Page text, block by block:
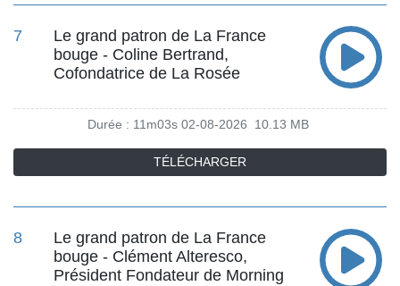
7
Le grand patron de La France
bouge - Coline Bertrand,
Cofondatrice de La Rosée
Durée : 11m03s 02-08-2026 10.13 MB
TÉLÉCHARGER
8
Le grand patron de La France
bouge - Clément Alteresco,
Président Fondateur de Morning